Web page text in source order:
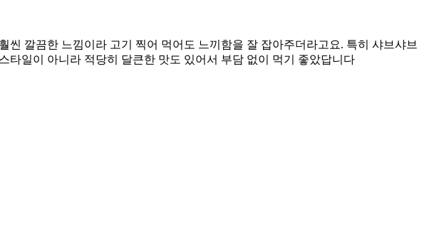
깔끔한 느낌이라 고기 찍어 먹어도 느끼함을 잘 잡아주더라고요. 특히 샤브샤브
타일이 아니라 적당히 달큰한 맛도 있어서 부담 없이 먹기 좋았답니다